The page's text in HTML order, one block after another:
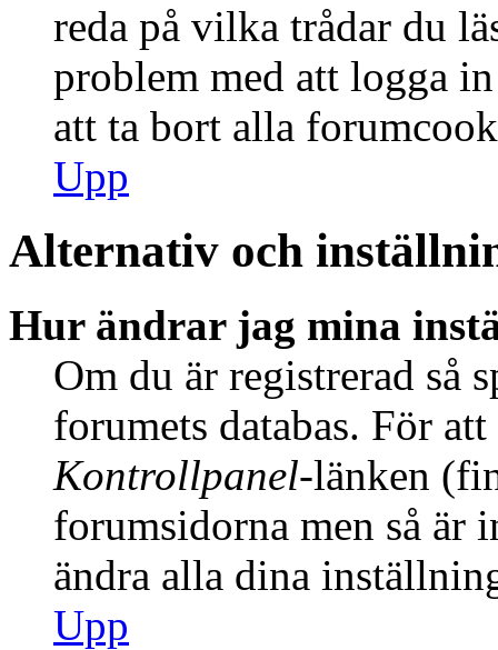
reda på vilka trådar du
problem med att logga
att ta bort alla
Upp
Alternativ och
Hur ändrar jag mina
Om du är registrerad så
forumets databas. För
Kontrollpanel-länken
forumsidorna men så är
ändra alla dina
Upp